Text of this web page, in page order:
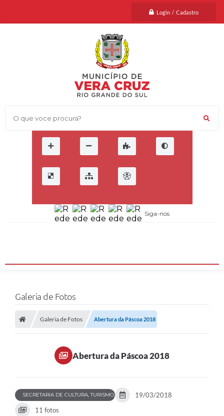
Login / Cadastro
O que voce procura?
Siga-nos
Galeria de Fotos
Galeria de Fotos Abertura da Páscoa 2018
Abertura da Páscoa 2018
SECRETARIA DE CULTURA, TURISMO, ESPORTES E LAZER
19/03/2018
11 fotos